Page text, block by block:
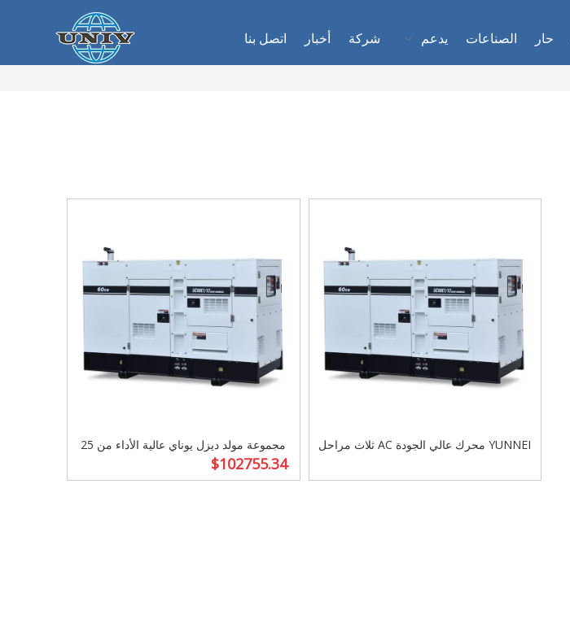
حار الصناعات يدعم شركة أخبار اتصل بنا
مجموعة مولد ديزل يوناي عالية الأداء من 25
إلى 100 كيلو فولت في مجال الاستخدام
الصناعي
$102755.34
YUNNEI محرك عالي الجودة AC ثلاث مراحل